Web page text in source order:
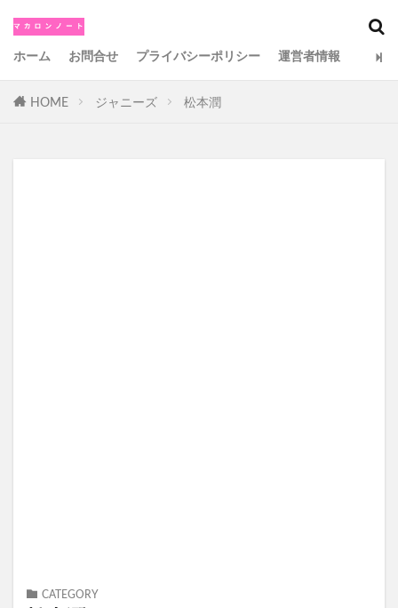
ホーム お問合せ プライバシーポリシー 運営者情報
HOME ジャニーズ 松本潤
CATEGORY
カテゴリー